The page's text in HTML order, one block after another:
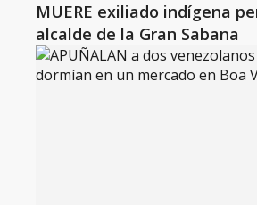
MUERE exiliado indígena
alcalde de la Gran Sabana